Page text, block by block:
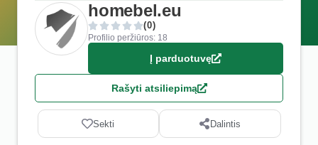
homebel.eu
(0)
Profilio peržiūros: 18
Į parduotuvę
Rašyti atsiliepimą
Sekti Dalintis